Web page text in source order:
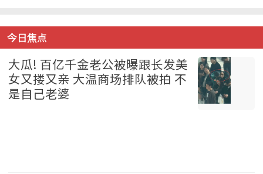
今日焦点
大瓜! 百亿千金老公被曝跟长发美
女又搂又亲 大温商场排队被拍 不
是自己老婆